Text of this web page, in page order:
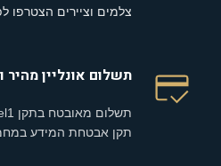
צלמים וציירים הצטרפו
תשלום אונליין מהיר
תשלום מאובטח בתקן PCI level1
תקן אבטחת המידע